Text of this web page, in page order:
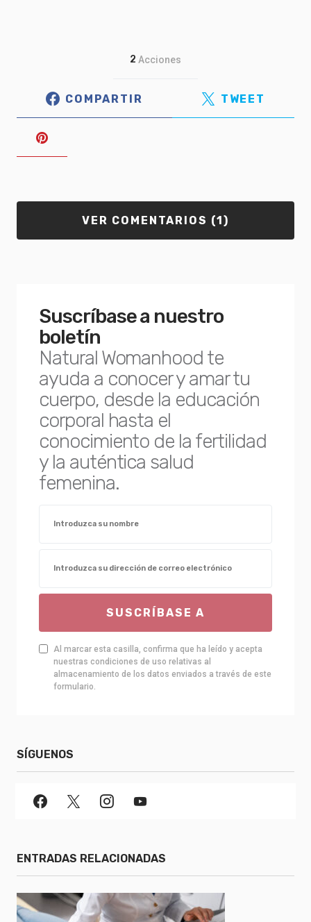
2 Acciones
COMPARTIR TWEET
VER COMENTARIOS (1)
Suscríbase a nuestro
boletín
Natural Womanhood te
ayuda a conocer y amar tu
cuerpo, desde la educación
corporal hasta el
conocimiento de la fertilidad
y la auténtica salud
femenina.
SUSCRÍBASE A
Al marcar esta casilla, confirma que ha leído y acepta
nuestras condiciones de uso relativas al
almacenamiento de los datos enviados a través de este
formulario.
SÍGUENOS
ENTRADAS RELACIONADAS